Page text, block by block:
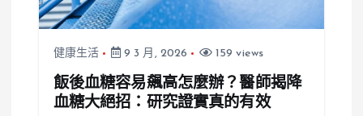
健康生活 9 3 月, 2026 159 views
飯後血糖容易飆高怎麼辦？醫師揭降
血糖大絕招：研究證實真的有效